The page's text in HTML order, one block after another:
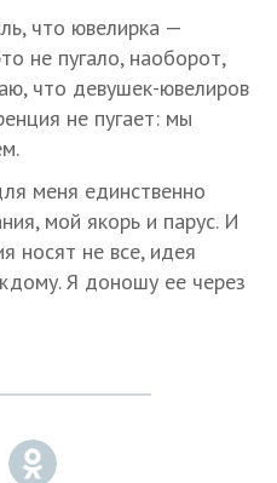
что ювелирка —
не пугало, наоборот,
что девушек-ювелиров
не пугает: мы
меня единственно
мой якорь и парус. И
носят не все, идея
Я доношу ее через